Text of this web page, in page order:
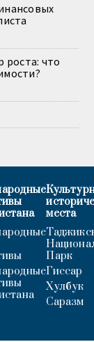
роста: что
места
Парк
Гиссар
Хулбук
Саразм